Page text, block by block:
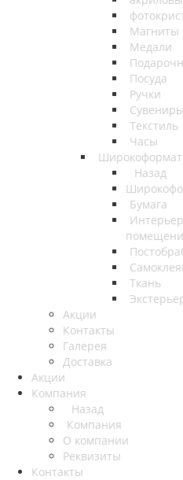
Магниты
Медали
Посуда
Ручки
Текстиль
Часы
Назад
Бумага
Ткань
Акции
Контакты
Галерея
Доставка
Акции
Компания
Назад
Компания
О компании
Реквизиты
Контакты